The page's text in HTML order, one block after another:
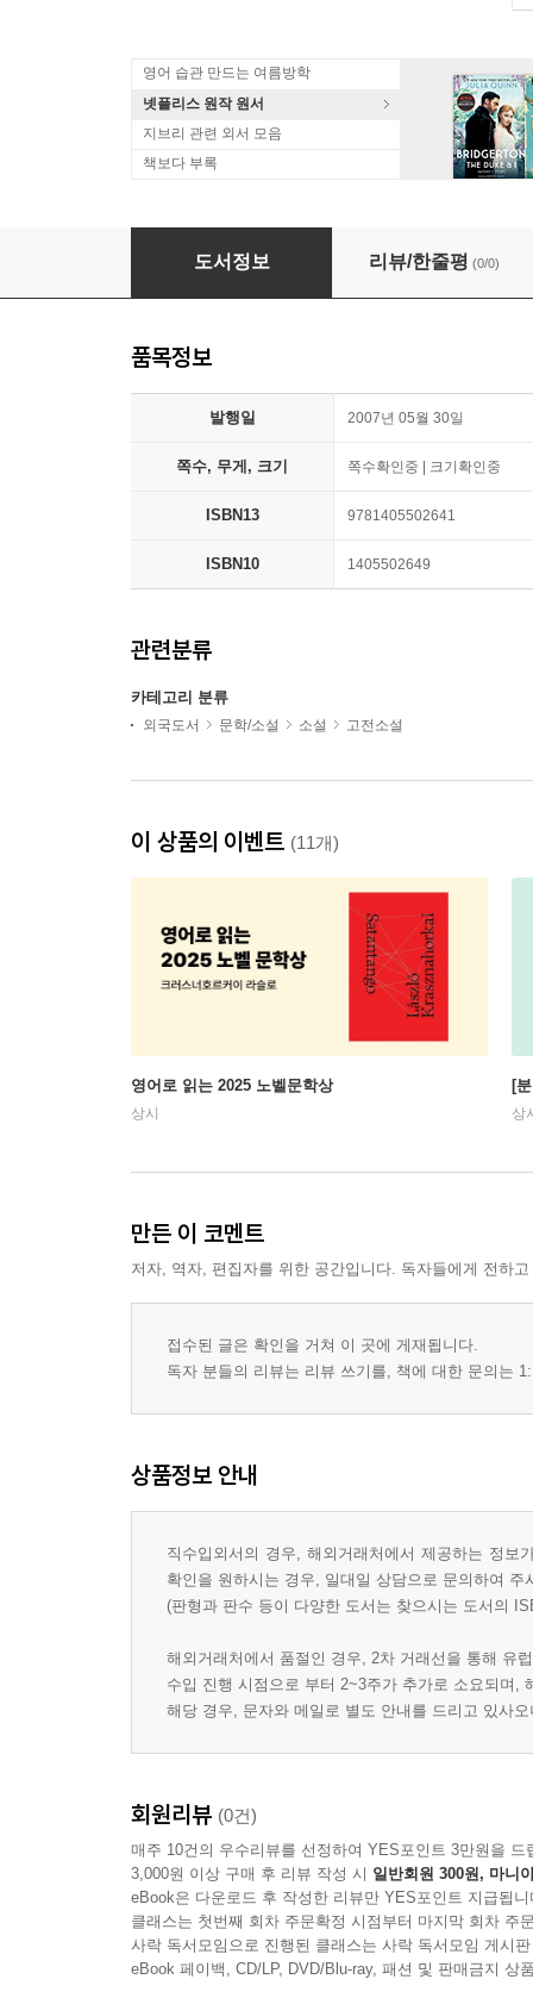
영어 습관 만드는 여름방학
넷플리스 원작 원서
지브리 관련 외서 모음
책보다 부록
To Kill a Mockingbird
도서정보 리뷰/한줄평 (0/0)
품목정보
발행일 2007년 05월 30일
쪽수, 무게, 크기 쪽수확인중 | 크기확인중
ISBN13 9781405502641
ISBN10 1405502649
관련분류
카테고리 분류
외국도서 문학/소설 소설 고전소설
이 상품의 이벤트 (11개)
영어로 읽는 2025 노벨문학상
상시
[
상
만든 이 코멘트
저자, 역자, 편집자를 위한 공간입니다. 독자들에게 전하
접수된 글은 확인을 거쳐 이 곳에 게재됩니다.
독자 분들의 리뷰는 리뷰 쓰기를, 책에 대한 문의는
상품정보 안내
직수입외서의 경우, 해외거래처에서 제공하는 정
확인을 원하시는 경우, 일대일 상담으로 문의하여 주
(판형과 판수 등이 다양한 도서는 찾으시는 도서의
해외거래처에서 품절인 경우, 2차 거래선을 통해 유
수입 진행 시점으로 부터 2~3주가 추가로 소요되며,
해당 경우, 문자와 메일로 별도 안내를 드리고 있사
회원리뷰 (0건)
매주 10건의 우수리뷰를 선정하여 YES포인트 3만원을 드
3,000원 이상 구매 후 리뷰 작성 시 일반회원 300원, 마니
eBook은 다운로드 후 작성한 리뷰만 YES포인트 지급됩니
클래스는 첫번째 회차 주문확정 시점부터 마지막 회차 주
사락 독서모임으로 진행된 클래스는 사락 독서모임 게시
eBook 페이백, CD/LP, DVD/Blu-ray, 패션 및 판매금지 상